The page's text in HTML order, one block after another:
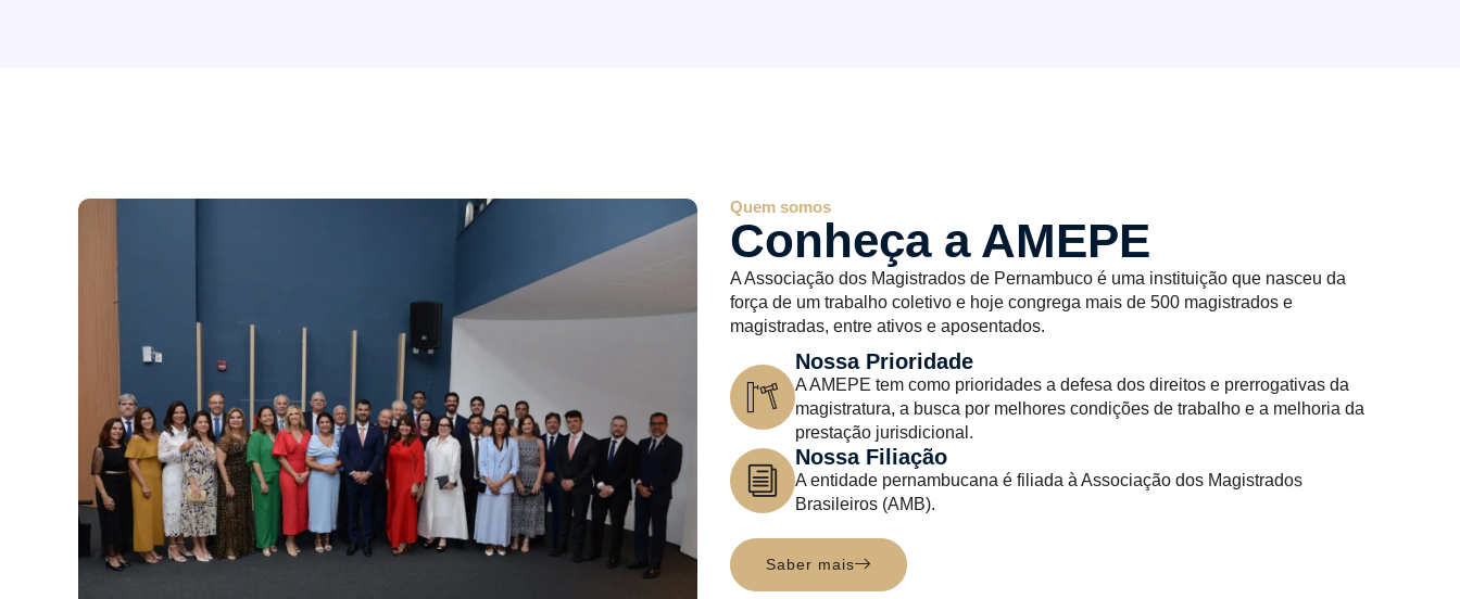
Quem somos
Conheça a AMEPE
A Associação dos Magistrados de Pernambuco é uma instituição que nasceu da
força de um trabalho coletivo e hoje congrega mais de 500 magistrados e
magistradas, entre ativos e aposentados.
Nossa Prioridade
A AMEPE tem como prioridades a defesa dos direitos e prerrogativas da
magistratura, a busca por melhores condições de trabalho e a melhoria da
prestação jurisdicional.
Nossa Filiação
A entidade pernambucana é filiada à Associação dos Magistrados
Brasileiros (AMB).
Saber mais